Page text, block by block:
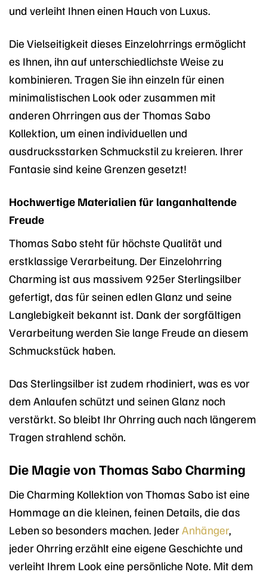
und verleiht Ihnen einen Hauch von Luxus.
Die Vielseitigkeit dieses Einzelohrrings ermöglicht
es Ihnen, ihn auf unterschiedlichste Weise zu
kombinieren. Tragen Sie ihn einzeln für einen
minimalistischen Look oder zusammen mit
anderen Ohrringen aus der Thomas Sabo
Kollektion, um einen individuellen und
ausdrucksstarken Schmuckstil zu kreieren. Ihrer
Fantasie sind keine Grenzen gesetzt!
Hochwertige Materialien für langanhaltende
Freude
Thomas Sabo steht für höchste Qualität und
erstklassige Verarbeitung. Der Einzelohrring
Charming ist aus massivem 925er Sterlingsilber
gefertigt, das für seinen edlen Glanz und seine
Langlebigkeit bekannt ist. Dank der sorgfältigen
Verarbeitung werden Sie lange Freude an diesem
Schmuckstück haben.
Das Sterlingsilber ist zudem rhodiniert, was es vor
dem Anlaufen schützt und seinen Glanz noch
verstärkt. So bleibt Ihr Ohrring auch nach längerem
Tragen strahlend schön.
Die Magie von Thomas Sabo Charming
Die Charming Kollektion von Thomas Sabo ist eine
Hommage an die kleinen, feinen Details, die das
Leben so besonders machen. JederAnhänger,
jeder Ohrring erzählt eine eigene Geschichte und
verleiht Ihrem Look eine persönliche Note. Mit dem